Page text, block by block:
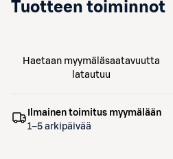
Tuotteen toiminnot
Haetaan myymäläsaatavuutta
latautuu
Ilmainen toimitus myymälään
1–5 arkipäivää